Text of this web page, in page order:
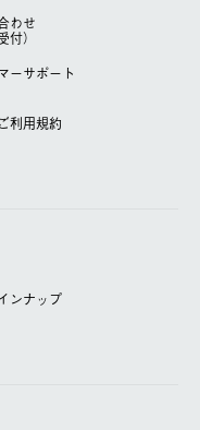
わせ
付）
ーサポート
利用規約
ンナップ